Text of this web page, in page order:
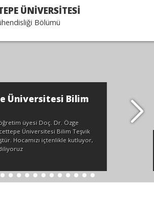
ÜNİVERSİTESİ
Bölümü
Seçmeli lisans